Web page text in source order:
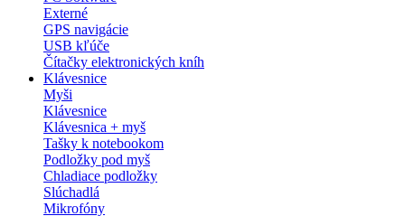
Externé
GPS navigácie
USB kľúče
Čítačky elektronických kníh
Klávesnice
Myši
Klávesnice
Klávesnica + myš
Tašky k notebookom
Podložky pod myš
Chladiace podložky
Slúchadlá
Mikrofóny